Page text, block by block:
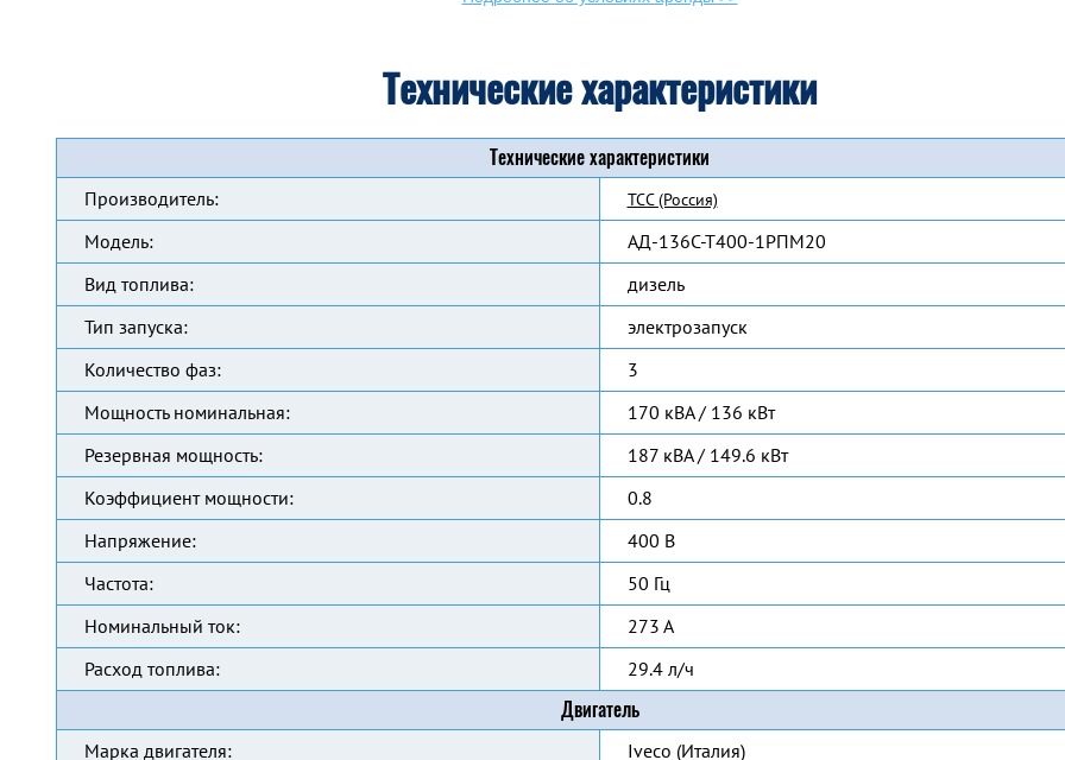
Технические характеристики
Технические характеристики
Производитель: ТСС (Россия)
Модель:
АД-136С-Т400-1РПМ20
Вид топлива:
дизель
Тип запуска:
электрозапуск
Количество фаз:
3
Мощность номинальная:
170 кВА / 136 кВт
Резервная мощность:
187 кВА / 149.6 кВт
Коэффициент мощности:
0.8
Напряжение:
400 В
Частота:
50 Гц
Номинальный ток:
273 А
Расход топлива:
29.4 л/ч
Двигатель
Марка двигателя:
Iveco (Италия)